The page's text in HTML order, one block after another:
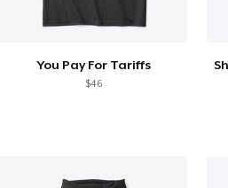
You Pay For Tariffs
$46